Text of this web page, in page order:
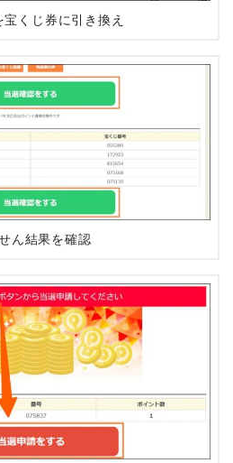
くじ券に引き換え
ん結果を確認